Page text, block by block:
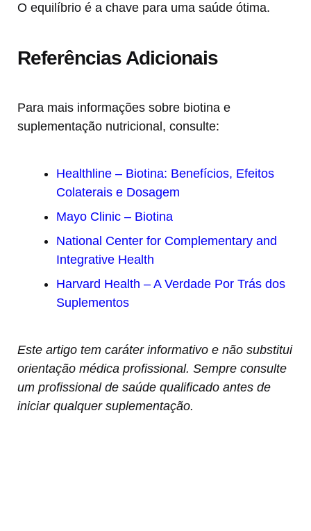
O equilíbrio é a chave para uma saúde ótima.
Referências Adicionais
Para mais informações sobre biotina e
suplementação nutricional, consulte:
Healthline – Biotina: Benefícios, Efeitos
Colaterais e Dosagem
Mayo Clinic – Biotina
National Center for Complementary and
Integrative Health
Harvard Health – A Verdade Por Trás dos
Suplementos
Este artigo tem caráter informativo e não substitui
orientação médica profissional. Sempre consulte
um profissional de saúde qualificado antes de
iniciar qualquer suplementação.